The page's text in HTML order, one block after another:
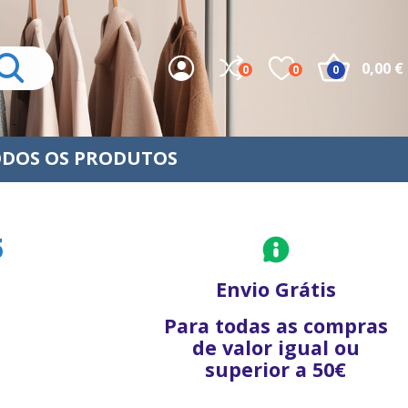
0 0 0,00 €
0
OS PRODUTOS
Envio Grátis
Para todas as compras
de valor igual ou
superior a 50€